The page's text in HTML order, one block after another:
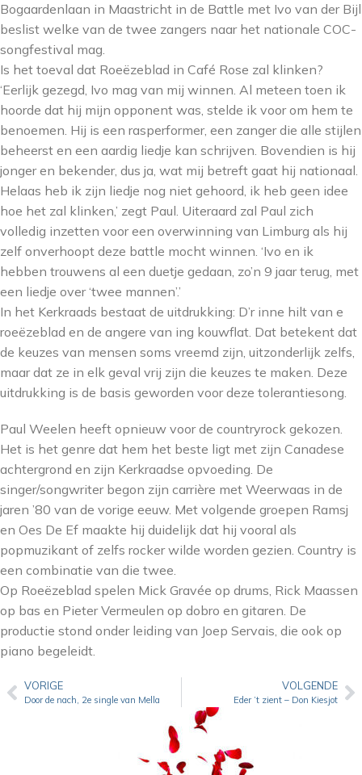
Bogaardenlaan in Maastricht in de Battle met Ivo van der Bijl
beslist welke van de twee zangers naar het nationale COC-
songfestival mag.
Is het toeval dat Roeëzeblad in Café Rose zal klinken?
‘Eerlijk gezegd, Ivo mag van mij winnen. Al meteen toen ik
hoorde dat hij mijn opponent was, stelde ik voor om hem te
benoemen. Hij is een rasperformer, een zanger die alle stijlen
beheerst en een aardig liedje kan schrijven. Bovendien is hij
jonger en bekender, dus ja, wat mij betreft gaat hij nationaal.
Helaas heb ik zijn liedje nog niet gehoord, ik heb geen idee
hoe het zal klinken,’ zegt Paul. Uiteraard zal Paul zich
volledig inzetten voor een overwinning van Limburg als hij
zelf onverhoopt deze battle mocht winnen. ‘Ivo en ik
hebben trouwens al een duetje gedaan, zo’n 9 jaar terug, met
een liedje over ‘twee mannen’.’
In het Kerkraads bestaat de uitdrukking: D’r inne hilt van e
roeëzeblad en de angere van ing kouwflat. Dat betekent dat
de keuzes van mensen soms vreemd zijn, uitzonderlijk zelfs,
maar dat ze in elk geval vrij zijn die keuzes te maken. Deze
uitdrukking is de basis geworden voor deze tolerantiesong.
Paul Weelen heeft opnieuw voor de countryrock gekozen.
Het is het genre dat hem het beste ligt met zijn Canadese
achtergrond en zijn Kerkraadse opvoeding. De
singer/songwriter begon zijn carrière met Weerwaas in de
jaren ’80 van de vorige eeuw. Met volgende groepen Ramsj
en Oes De Ef maakte hij duidelijk dat hij vooral als
popmuzikant of zelfs rocker wilde worden gezien. Country is
een combinatie van die twee.
Op Roeëzeblad spelen Mick Gravée op drums, Rick Maassen
op bas en Pieter Vermeulen op dobro en gitaren. De
productie stond onder leiding van Joep Servais, die ook op
piano begeleidt.
VORIGE
Door de nach, 2e single van Mella
VOLGENDE
Eder ’t zient – Don Kiesjot